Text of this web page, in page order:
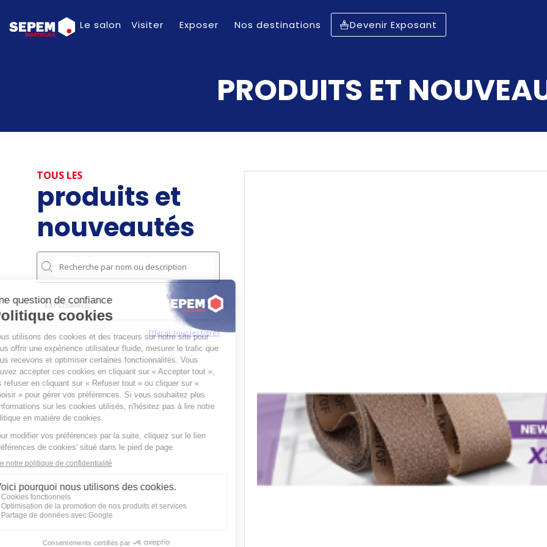
Le salon Visiter Exposer Nos destinations Devenir Exposant
PRODUITS ET
TOUS LES
produits et
nouveautés
EXPOSANTS
Effacer tous les filtres